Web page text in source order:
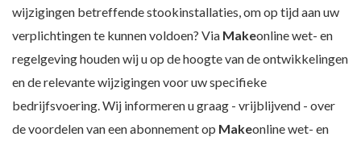
wijzigingen betreffende stookinstallaties, om op tijd aan uw
verplichtingen te kunnen voldoen? Via Makeonline wet- en
regelgeving houden wij u op de hoogte van de ontwikkelingen
en de relevante wijzigingen voor uw specifieke
bedrijfsvoering. Wij informeren u graag - vrijblijvend - over
de voordelen van een abonnement op Makeonline wet- en